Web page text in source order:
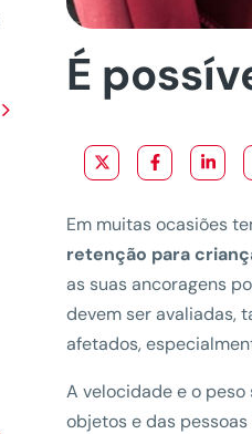
É
Em muitas ocasiões
retenção para
as suas ancoragens
devem ser avaliadas,
afetados,
A velocidade e o
objetos e das